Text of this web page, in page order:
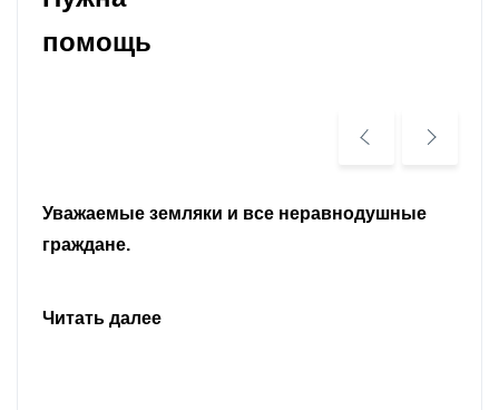
помощь
Уважаемые земляки и все неравнодушные
граждане.
Читать далее